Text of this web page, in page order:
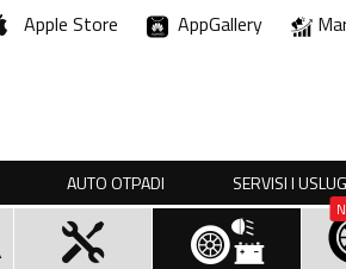
Apple Store AppGallery
AUTO OTPADI SERVISI I